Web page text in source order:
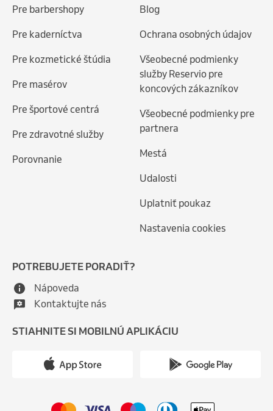
Pre barbershopy
Pre kaderníctva
Pre kozmetické štúdia
Pre masérov
Pre športové centrá
Pre zdravotné služby
Porovnanie
Blog
Ochrana osobných údajov
Všeobecné podmienky
služby Reservio pre
koncových zákazníkov
Všeobecné podmienky pre
partnera
Mestá
Udalosti
Uplatniť poukaz
Nastavenia cookies
POTREBUJETE PORADIŤ?
Nápoveda
Kontaktujte nás
STIAHNITE SI MOBILNÚ APLIKÁCIU